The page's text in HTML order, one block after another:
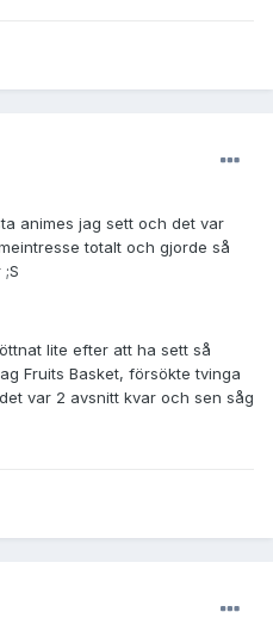
animes jag sett och det var
totalt och gjorde så
lite efter att ha sett så
Fruits Basket, försökte tvinga
var 2 avsnitt kvar och sen såg